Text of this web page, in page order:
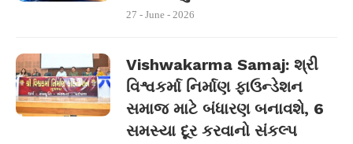
27 - June - 2026
Vishwakarma Samaj: શ્રી
વિશ્વકર્મા નિર્માણ ફાઉન્ડેશન
સમાજ માટે બંધારણ બનાવશે, 6
સમસ્યા દૂર કરવાનો સંકલ્પ